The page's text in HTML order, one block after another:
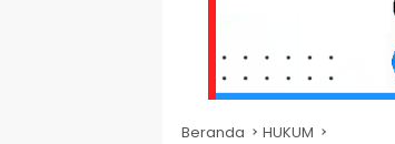
Beranda HUKUM